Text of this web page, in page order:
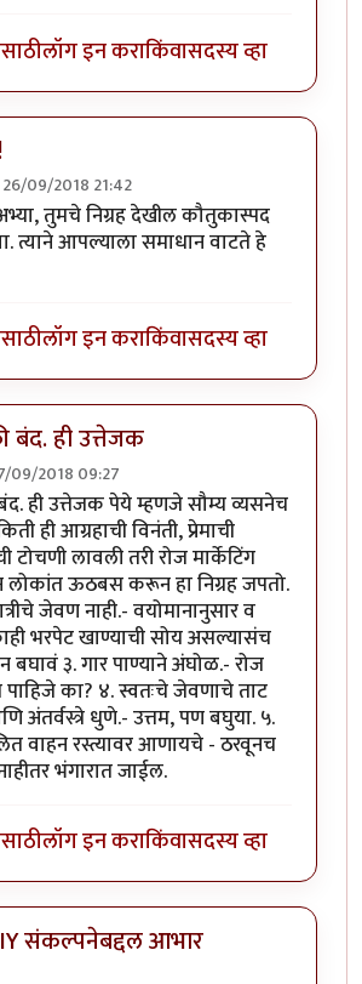
लॉग इन कराकिंवासदस्य व्हा
26/09/2018 21:42
तुमचे निग्रह देखील कौतुकास्पद
त्याने आपल्याला समाधान वाटते हे
लॉग इन कराकिंवासदस्य व्हा
बंद. ही उत्तेजक
09/2018 09:27
ही उत्तेजक पेये म्हणजे सौम्य व्यसनेच
ही आग्रहाची विनंती, प्रेमाची
टोचणी लावली तरी रोज मार्केटिंग
लोकांत ऊठबस करून हा निग्रह जपतो.
जेवण नाही.- वयोमानानुसार व
भरपेट खाण्याची सोय असल्यासंच
३. गार पाण्याने अंघोळ.- रोज
का? ४. स्वतःचे जेवणाचे ताट
अंतर्वस्त्रे धुणे.- उत्तम, पण बघुया. ५.
वाहन रस्त्यावर आणायचे - ठरवूनच
भंगारात जाईल.
लॉग इन कराकिंवासदस्य व्हा
संकल्पनेबद्दल आभार